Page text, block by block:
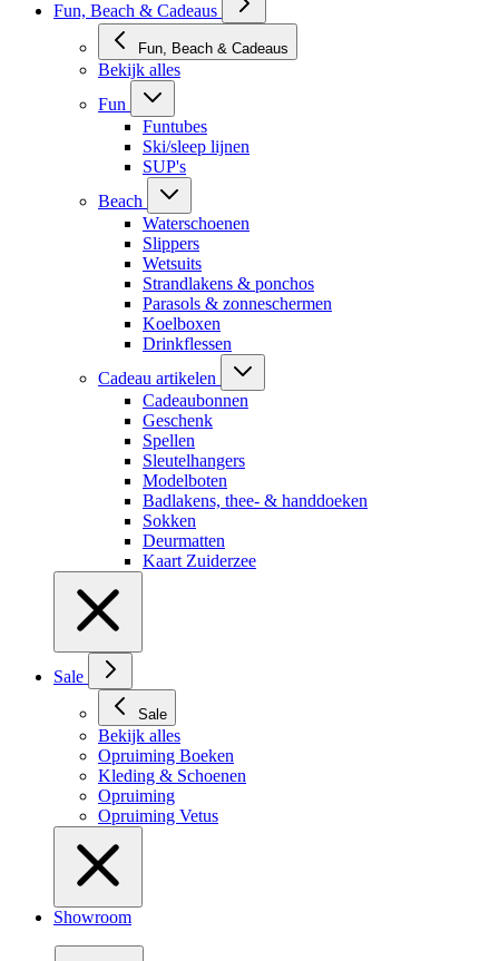
Fun, Beach & Cadeaus
Fun, Beach & Cadeaus
Bekijk alles
Fun
Funtubes
Ski/sleep lijnen
SUP's
Beach
Waterschoenen
Slippers
Wetsuits
Strandlakens & ponchos
Parasols & zonneschermen
Koelboxen
Drinkflessen
Cadeau artikelen
Cadeaubonnen
Geschenk
Spellen
Sleutelhangers
Modelboten
Badlakens, thee- & handdoeken
Sokken
Deurmatten
Kaart Zuiderzee
Sale
Sale
Bekijk alles
Opruiming Boeken
Kleding & Schoenen
Opruiming
Opruiming Vetus
Showroom